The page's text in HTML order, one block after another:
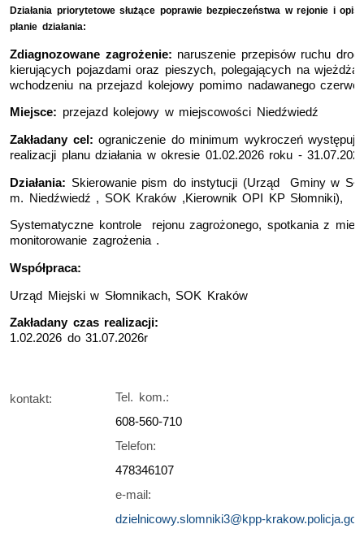
Działania priorytetowe służące poprawie bezpieczeństwa w rejonie i opis
planie działania:
Zdiagnozowane zagrożenie: naruszenie przepisów ruchu
kierujących pojazdami oraz pieszych, polegających na
wchodzeniu na przejazd kolejowy pomimo nadawanego
Miejsce: przejazd kolejowy w miejscowości Niedźwiedź
Zakładany cel:ograniczenie do minimum wykroczeń
realizacji planu działania w okresie 01.02.2026 roku -
Działania: Skierowanie pism do instytucji (Urząd Gminy w
m. Niedźwiedź , SOK Kraków ,Kierownik OPI KP Słomniki),
Systematyczne kontrole rejonu zagrożonego, spotkania z
monitorowanie zagrożenia .
Współpraca:
Urząd Miejski w Słomnikach, SOK Kraków
Zakładany czas realizacji:
1.02.2026 do 31.07.2026r
kontakt:
Tel. kom.:
608-560-710
Telefon:
478346107
e-mail:
dzielnicowy.slomniki3@kpp-